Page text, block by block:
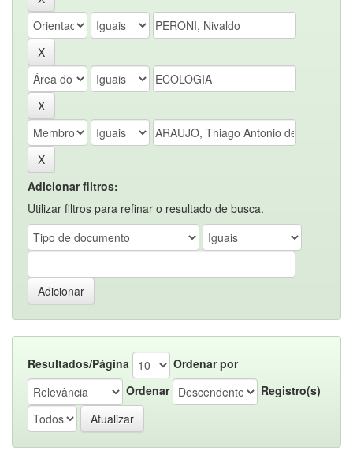
Adicionar filtros:
Utilizar filtros para refinar o resultado de busca.
Resultados/Página
Ordenar por
Ordenar
Registro(s)